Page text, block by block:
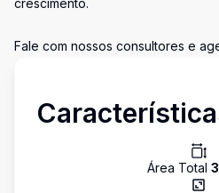
crescimento.
Fale com nossos consultores e
Área Total